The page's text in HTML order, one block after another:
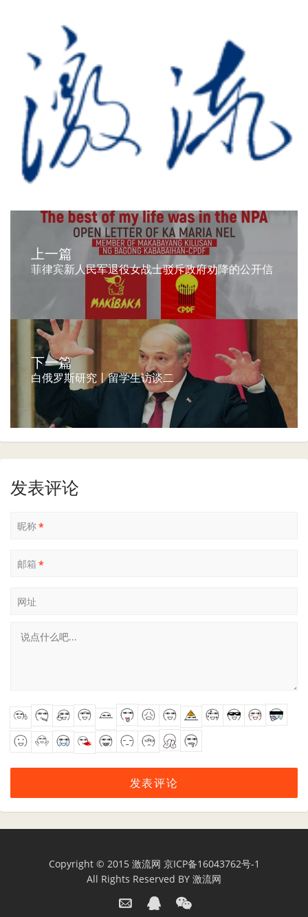
上一篇
菲律宾新人民军退役女战士驳斥政府劝降的公开信
下一篇
白俄罗斯研究丨留学生访谈二
发表评论
昵称*
邮箱 *
网址
Copyright © 2015 激流网 京ICP备16043762号-1
All Rights Reserved BY 激流网